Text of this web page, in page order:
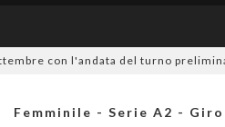
con l'andata del turno
Femminile - Serie A2 -